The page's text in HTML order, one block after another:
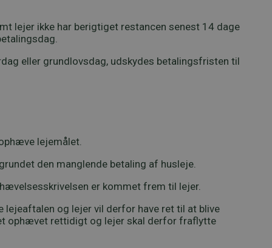
lejer ikke har berigtiget restancen senest 14 dage
eller grundlovsdag, udskydes betalingsfristen til
lejemålet.
den manglende betaling af husleje.
er kommet frem til lejer.
og lejer vil derfor have ret til at blive
ophævet rettidigt og lejer skal derfor fraflytte